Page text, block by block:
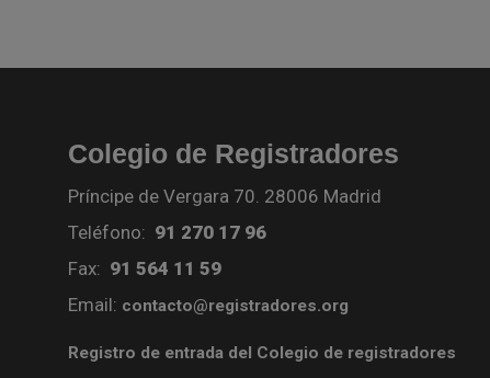
Colegio de Registradores
Príncipe de Vergara 70. 28006 Madrid
Teléfono: 91 270 17 96
Fax: 91 564 11 59
Email: contacto@registradores.org
Registro de entrada del Colegio de registradores